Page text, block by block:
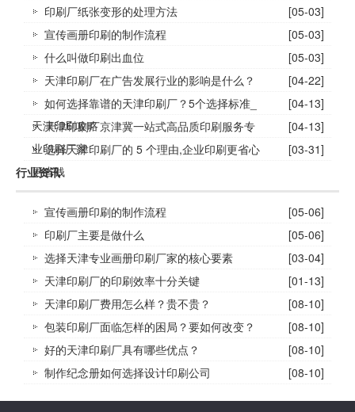
印刷厂纸张变形的处理方法
[05-03]
宣传画册印刷的制作流程
[05-03]
什么叫做印刷出血位
[05-03]
天津印刷厂在广告发展行业的影响是什么？
[04-22]
如何选择靠谱的天津印刷厂？5个选择标准_
天津印刷攻略
[04-13]
天津印刷厂京津冀一站式高品质印刷服务专
业印刷厂家
[04-13]
选择天津印刷厂的 5 个理由,企业印刷更省心
更省钱
[03-31]
行业资讯
宣传画册印刷的制作流程
[05-06]
印刷厂主要是做什么
[05-06]
选择天津专业画册印刷厂家的核心要素
[03-04]
天津印刷厂的印刷效率十分关键
[01-13]
天津印刷厂费用怎么样？贵不贵？
[08-10]
包装印刷厂面临怎样的困局？要如何改变？
[08-10]
好的天津印刷厂具有哪些优点？
[08-10]
制作纪念册如何选择设计印刷公司
[08-10]